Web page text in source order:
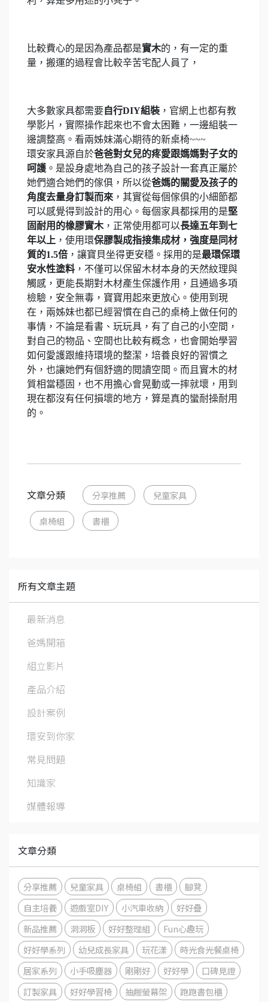
比較費心的是因為產品都是實木的，有一定的重
量，搬運的過程會比較辛苦宅配人員了，
大多數家具都需要自行DIY組裝 ，官網上也都有教
學影片，實際操作起來也不會太困難，一邊組裝一
邊調整高。看兩姊妹滿心期待的新桌椅~~~
環安家具源自於爸爸對女兒的疼愛跟媽媽對子女的
呵護 。是設身處地為自己的孩子設計一套真正屬於
她們適合她們的傢俱，所以從爸媽的關愛及孩子的
角度去量身訂製而來 ，其實從每個傢俱的小細節都
可以感覺得到設計的用心。每個家具都採用的是堅
固耐用的橡膠實木，正常使用都可以長達五年到七
年以上 ，使用環保膠製成指接集成材，強度是同材
質的1.5倍 ，讓寶貝坐得更安穩。採用的是最環保環
安水性塗料 ，不僅可以保留木材本身的天然紋理與
觸感，更能長期對木材產生保護作用，且通過多項
檢驗，安全無毒，寶寶用起來更放心。使用到現
在，兩姊妹也都已經習慣在自己的桌椅上做任何的
事情，不論是看書、玩玩具，有了自己的小空間，
對自己的物品、空間也比較有概念，也會開始學習
如何愛護跟維持環境的整潔，培養良好的習慣之
外，也讓她們有個舒適的閱讀空間。而且實木的材
質相當穩固，也不用擔心會晃動或一摔就壞，用到
現在都沒有任何損壞的地方，算是真的蠻耐操耐用
的。
文章分類 分享推薦 兒童家具
桌椅組 書櫃
所有文章主題
最新消息
爸媽開箱
組立影片
產品介紹
設計案例
環安到你家
常見問題
知識家
媒體報導
文章分類
分享推薦 兒童家具 桌椅組 書櫃
腳凳
自主培養
遊戲室DIY 小汽車收納
好好疊
新品推薦
洞洞板 好好整理組
Fun心趣玩
好好學系列
幼兒成長家具 玩花漾
時光食光餐桌椅
居家系列
小手吸塵器 剛剛好 好好學
口碑見證
訂製家具
好好學習椅 抽屜螢幕架
跑跑書包櫃